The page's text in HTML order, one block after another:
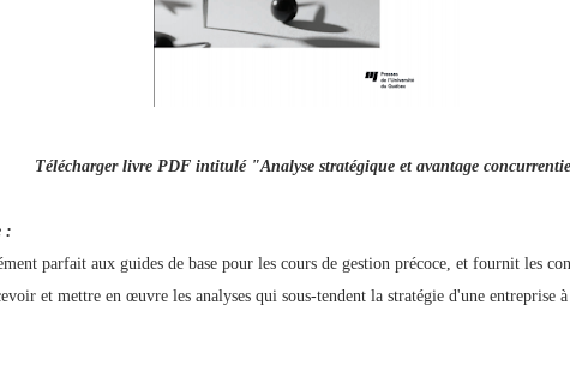
Télécharger livre PDF intitulé "Analyse stratégique et avantage
:
parfait aux guides de base pour les cours de gestion précoce, et fournit les
et mettre en œuvre les analyses qui sous-tendent la stratégie d'une entreprise